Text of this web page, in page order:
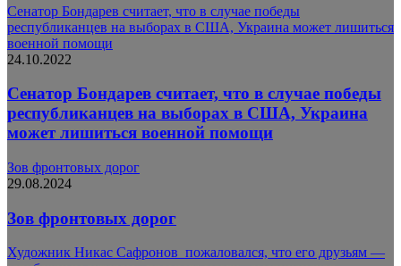
Сенатор Бондарев считает, что в случае победы
республиканцев на выборах в США, Украина может лишиться
военной помощи
24.10.2022
Сенатор Бондарев считает, что в случае победы
республиканцев на выборах в США, Украина
может лишиться военной помощи
Зов фронтовых дорог
29.08.2024
Зов фронтовых дорог
Художник Никас Сафронов пожаловался, что его друзьям —